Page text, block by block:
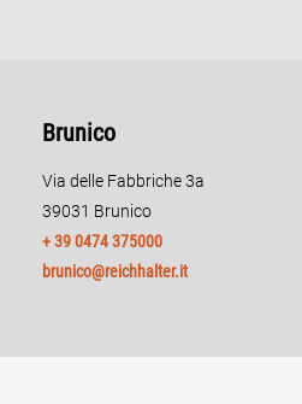
Brunico
Via delle Fabbriche 3a
39031 Brunico
+ 39 0474 375000
brunico@reichhalter.it